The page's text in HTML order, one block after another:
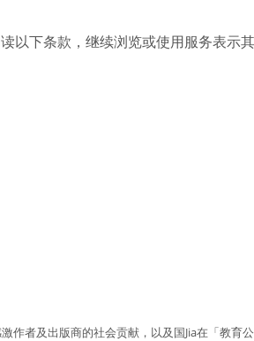
以下条款，继续浏览或使用服务表示
作者及出版商的社会贡献，以及国Jia在「教育公